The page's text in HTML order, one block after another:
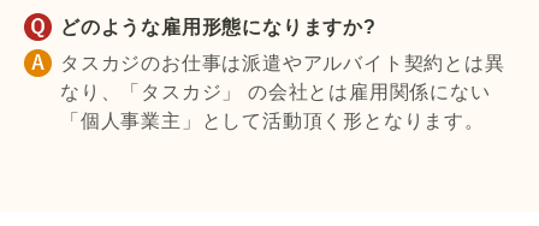
どのような雇用形態になりますか?
タスカジのお仕事は派遣やアルバイト契約とは異
なり、「タスカジ」 の会社とは雇用関係にない
「個人事業主」として活動頂く形となります。